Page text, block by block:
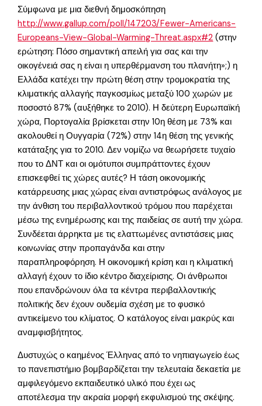
Σύμφωνα με μια διεθνή δημοσκόπηση
http://www.gallup.com/poll/147203/Fewer-Americans-
Europeans-View-Global-Warming-Threat.aspx#2 (στην
ερώτηση: Πόσο σημαντική απειλή για σας και την
οικογένειά σας η είναι η υπερθέρμανση του πλανήτη»;) η
Ελλάδα κατέχει την πρώτη θέση στην τρομοκρατία της
κλιματικής αλλαγής παγκοσμίως μεταξύ 100 χωρών με
ποσοστό 87% (αυξήθηκε το 2010). Η δεύτερη Ευρωπαϊκή
χώρα, Πορτογαλία βρίσκεται στην 10η θέση με 73% και
ακολουθεί η Ουγγαρία (72%) στην 14η θέση της γενικής
κατάταξης για το 2010. Δεν νομίζω να θεωρήσετε τυχαίο
που το ΔΝΤ και οι ομότυποι συμπράττοντες έχουν
επισκεφθεί τις χώρες αυτές? Η τάση οικονομικής
κατάρρευσης μιας χώρας είναι αντιστρόφως ανάλογος με
την άνθιση του περιβαλλοντικού τρόμου που παρέχεται
μέσω της ενημέρωσης και της παιδείας σε αυτή την χώρα.
Συνδέεται άρρηκτα με τις ελαττωμένες αντιστάσεις μιας
κοινωνίας στην προπαγάνδα και στην
παραπληροφόρηση. Η οικονομική κρίση και η κλιματική
αλλαγή έχουν το ίδιο κέντρο διαχείρισης. Οι άνθρωποι
που επανδρώνουν όλα τα κέντρα περιβαλλοντικής
πολιτικής δεν έχουν ουδεμία σχέση με το φυσικό
αντικείμενο του κλίματος. Ο κατάλογος είναι μακρύς και
αναμφισβήτητος.
Δυστυχώς ο καημένος Έλληνας από το νηπιαγωγείο έως
το πανεπιστήμιο βομβαρδίζεται την τελευταία δεκαετία με
αμφιλεγόμενο εκπαιδευτικό υλικό που έχει ως
αποτέλεσμα την ακραία μορφή εκφυλισμού της σκέψης.